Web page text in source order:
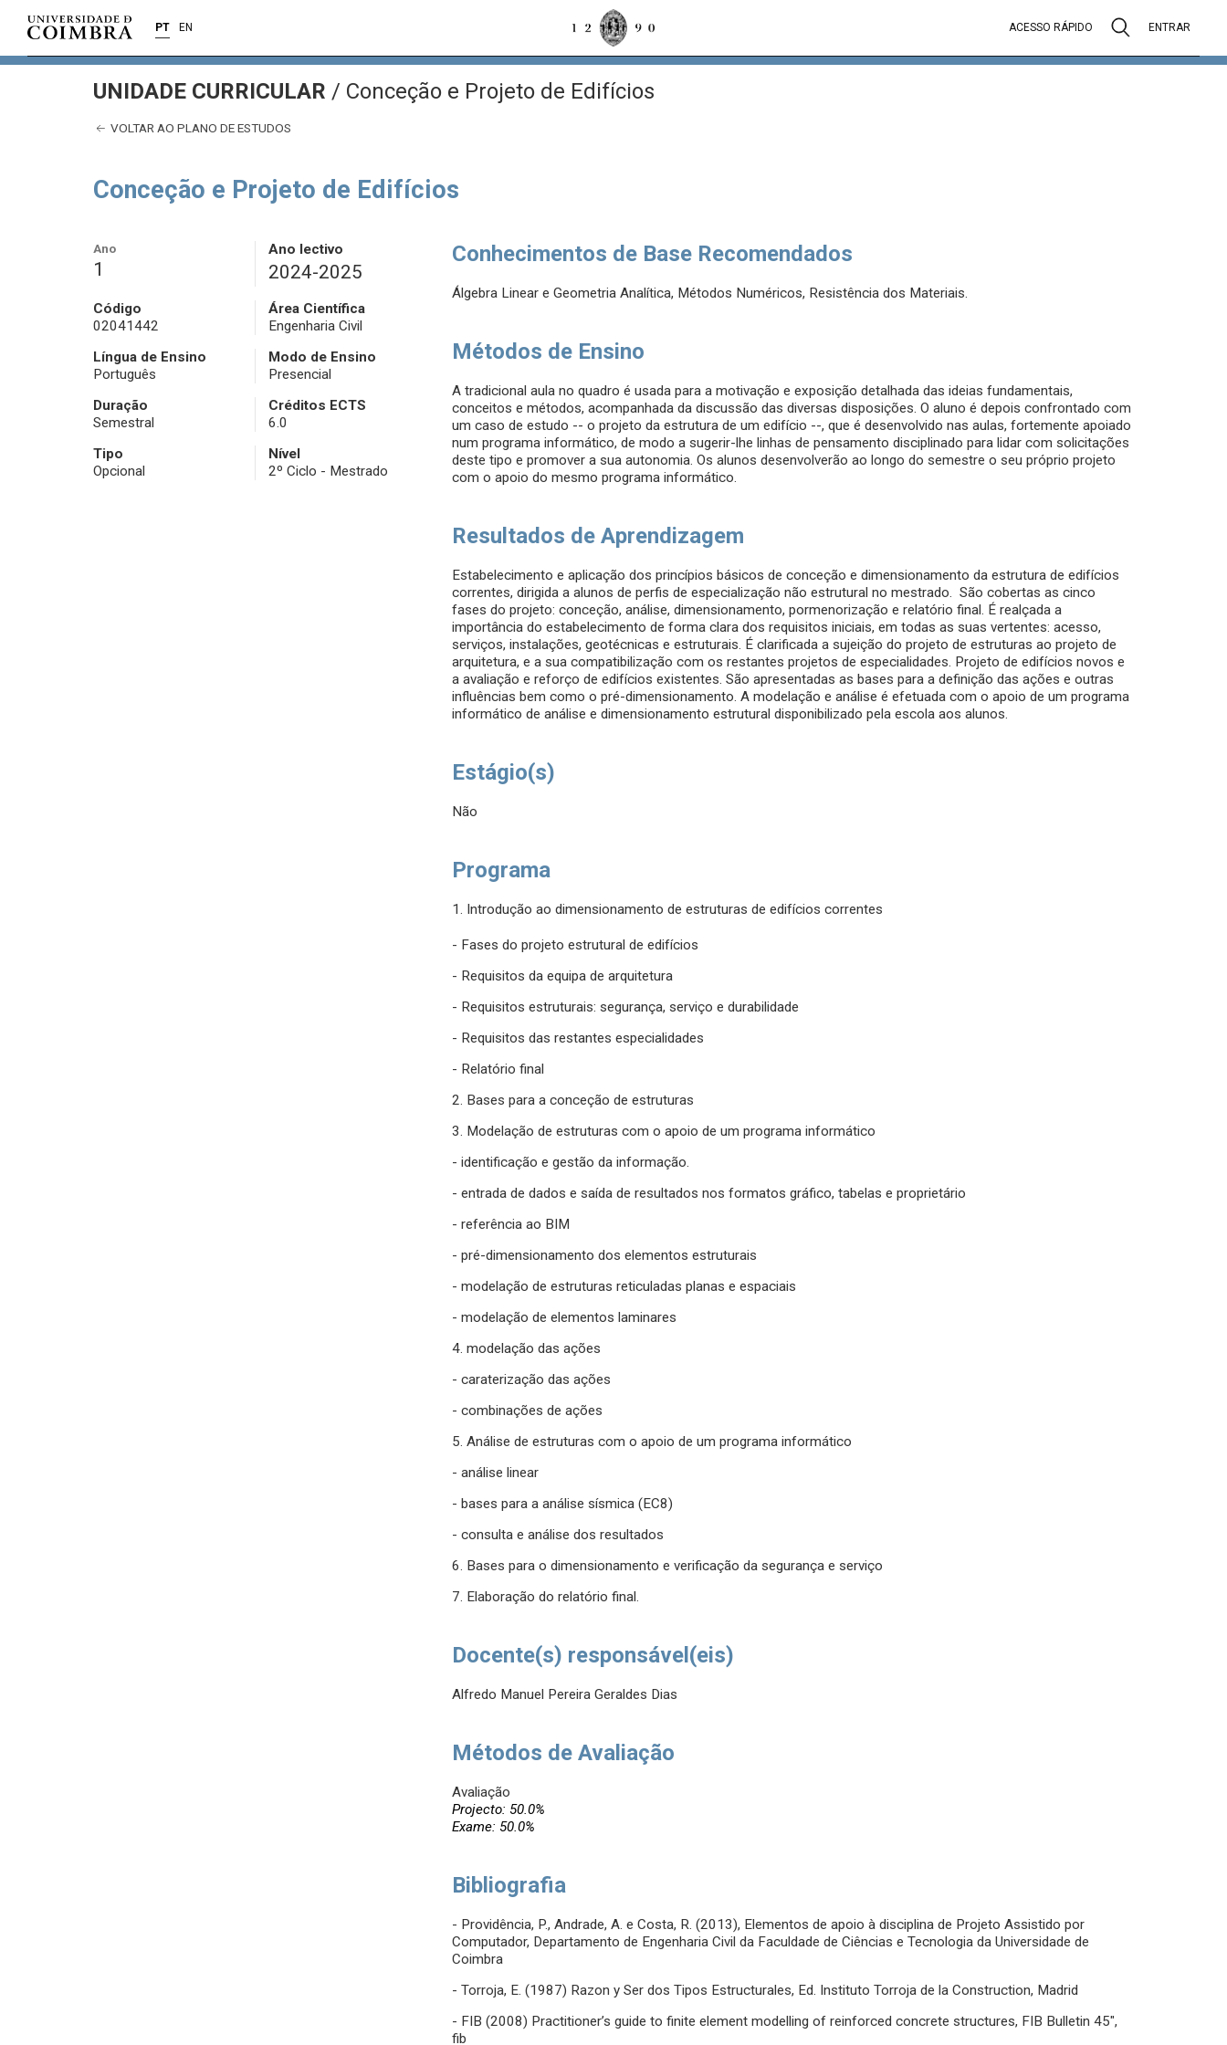
PT EN ACESSO RÁPIDO ENTRAR
UNIDADE CURRICULAR / Conceção e Projeto de Edifícios
VOLTAR AO PLANO DE ESTUDOS
Conceção e Projeto de Edifícios
Ano
1
Ano lectivo
2024-2025
Código
02041442
Área Científica
Engenharia Civil
Língua de Ensino
Português
Modo de Ensino
Presencial
Duração
Semestral
Créditos ECTS
6.0
Tipo
Opcional
Nível
2º Ciclo - Mestrado
Conhecimentos de Base Recomendados
Álgebra Linear e Geometria Analítica, Métodos Numéricos, Resistência dos Materiais.
Métodos de Ensino
A tradicional aula no quadro é usada para a motivação e exposição detalhada das ideias fundamentais,
conceitos e métodos, acompanhada da discussão das diversas disposições. O aluno é depois confrontado com
um caso de estudo -- o projeto da estrutura de um edifício --, que é desenvolvido nas aulas, fortemente apoiado
num programa informático, de modo a sugerir-lhe linhas de pensamento disciplinado para lidar com solicitações
deste tipo e promover a sua autonomia. Os alunos desenvolverão ao longo do semestre o seu próprio projeto
com o apoio do mesmo programa informático.
Resultados de Aprendizagem
Estabelecimento e aplicação dos princípios básicos de conceção e dimensionamento da estrutura de edifícios
correntes, dirigida a alunos de perfis de especialização não estrutural no mestrado. São cobertas as cinco
fases do projeto: conceção, análise, dimensionamento, pormenorização e relatório final. É realçada a
importância do estabelecimento de forma clara dos requisitos iniciais, em todas as suas vertentes: acesso,
serviços, instalações, geotécnicas e estruturais. É clarificada a sujeição do projeto de estruturas ao projeto de
arquitetura, e a sua compatibilização com os restantes projetos de especialidades. Projeto de edifícios novos e
a avaliação e reforço de edifícios existentes. São apresentadas as bases para a definição das ações e outras
influências bem como o pré-dimensionamento. A modelação e análise é efetuada com o apoio de um programa
informático de análise e dimensionamento estrutural disponibilizado pela escola aos alunos.
Estágio(s)
Não
Programa
1. Introdução ao dimensionamento de estruturas de edifícios correntes
- Fases do projeto estrutural de edifícios
- Requisitos da equipa de arquitetura
- Requisitos estruturais: segurança, serviço e durabilidade
- Requisitos das restantes especialidades
- Relatório final
2. Bases para a conceção de estruturas
3. Modelação de estruturas com o apoio de um programa informático
- identificação e gestão da informação.
- entrada de dados e saída de resultados nos formatos gráfico, tabelas e proprietário
- referência ao BIM
- pré-dimensionamento dos elementos estruturais
- modelação de estruturas reticuladas planas e espaciais
- modelação de elementos laminares
4. modelação das ações
- caraterização das ações
- combinações de ações
5. Análise de estruturas com o apoio de um programa informático
- análise linear
- bases para a análise sísmica (EC8)
- consulta e análise dos resultados
6. Bases para o dimensionamento e verificação da segurança e serviço
7. Elaboração do relatório final.
Docente(s) responsável(eis)
Alfredo Manuel Pereira Geraldes Dias
Métodos de Avaliação
Avaliação
Projecto: 50.0%
Exame: 50.0%
Bibliografia
- Providência, P., Andrade, A. e Costa, R. (2013), Elementos de apoio à disciplina de Projeto Assistido por
Computador, Departamento de Engenharia Civil da Faculdade de Ciências e Tecnologia da Universidade de
Coimbra
- Torroja, E. (1987) Razon y Ser dos Tipos Estructurales, Ed. Instituto Torroja de la Construction, Madrid
- FIB (2008) Practitioner’s guide to finite element modelling of reinforced concrete structures, FIB Bulletin 45",
fib